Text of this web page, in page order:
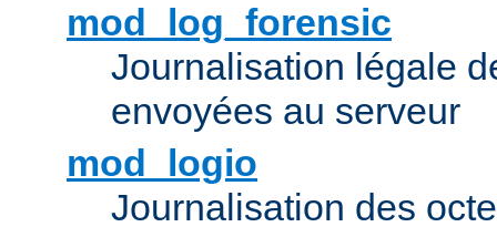
mod_log_forensic
Journalisation légale
envoyées au serveur
mod_logio
Journalisation des